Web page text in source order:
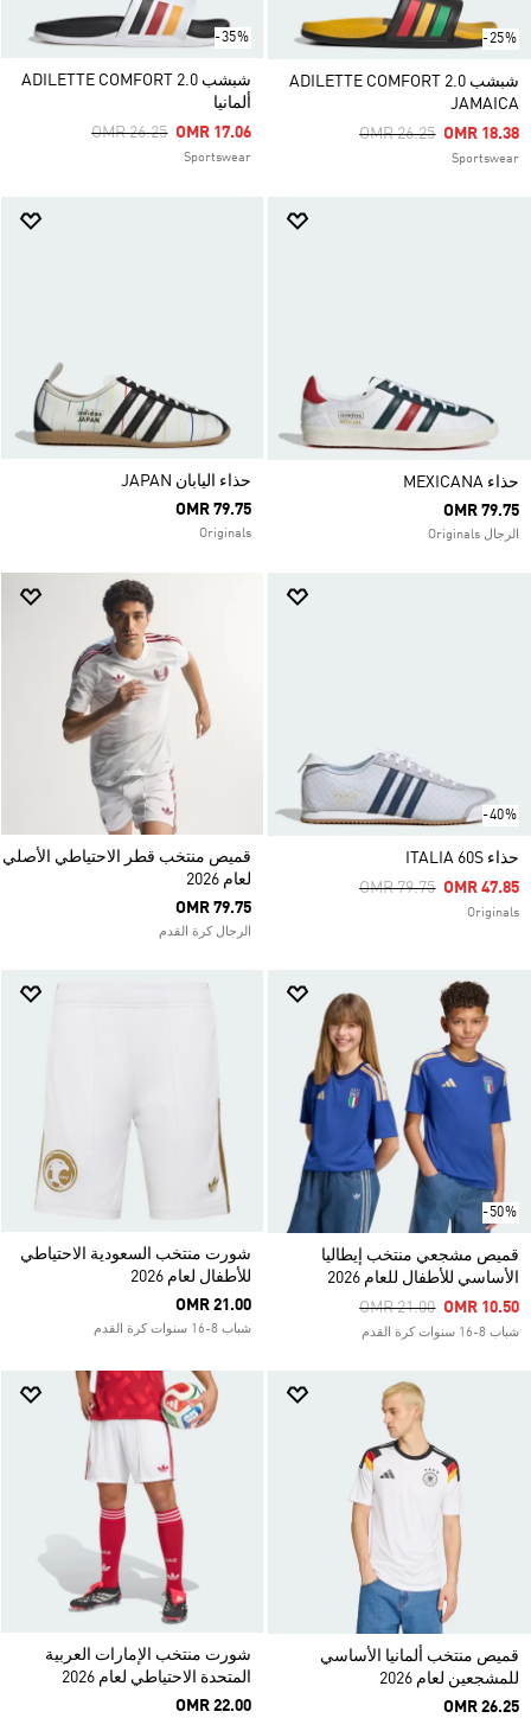
-25%
شبشب ADILETTE COMFORT 2.0
JAMAICA
Price Reduced From
OMR 26.25ToOMR 18.38
Sportswear
-35%
شبشب ADILETTE COMFORT 2.0
ألمانيا
Price Reduced From
OMR 26.25ToOMR 17.06
Sportswear
حذاء MEXICANA
OMR 79.75
الرجال Originals
حذاء اليابان JAPAN
OMR 79.75
Originals
-40%
حذاء ITALIA 60S
Price Reduced From
OMR 79.75ToOMR 47.85
Originals
قميص منتخب قطر الاحتياطي الأصلي
لعام 2026
OMR 79.75
الرجال كرة القدم
-50%
قميص مشجعي منتخب إيطاليا
الأساسي للأطفال للعام 2026
Price Reduced From
OMR 21.00ToOMR 10.50
شباب 8-16 سنوات كرة القدم
شورت منتخب السعودية الاحتياطي
للأطفال لعام 2026
OMR 21.00
شباب 8-16 سنوات كرة القدم
قميص منتخب ألمانيا الأساسي
للمشجعين لعام 2026
OMR 26.25
شورت منتخب الإمارات العربية
المتحدة الاحتياطي لعام 2026
OMR 22.00